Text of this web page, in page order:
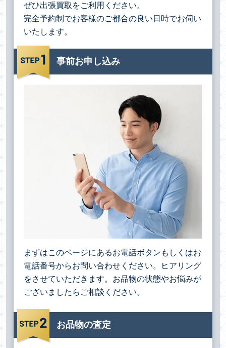
ぜひ出張買取をご利用ください。
完全予約制でお客様のご都合の良い日時でお伺い
いたします。
事前お申し込み
まずはこのページにあるお電話ボタンもしくはお
電話番号からお問い合わせください。ヒアリング
をさせていただきます。お品物の状態やお悩みが
ございましたらご相談ください。
お品物の査定